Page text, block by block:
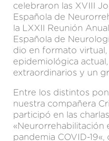
celebraron las XVIII
Española de
la LXXII Reunión
Española de
dio en formato
epidemiológica
extraordinarios y un
Entre los distintos
nuestra compañera
participó en las
«Neurorrehabilitación
pandemia COVID-19«,